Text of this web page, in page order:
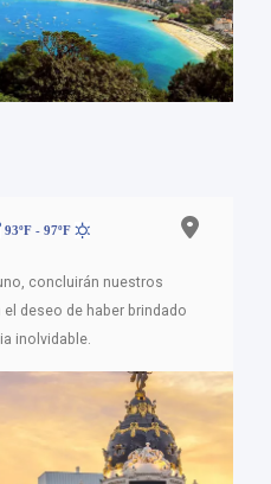
93ºF - 97ºF
concluirán nuestros
deseo de haber brindado
inolvidable.